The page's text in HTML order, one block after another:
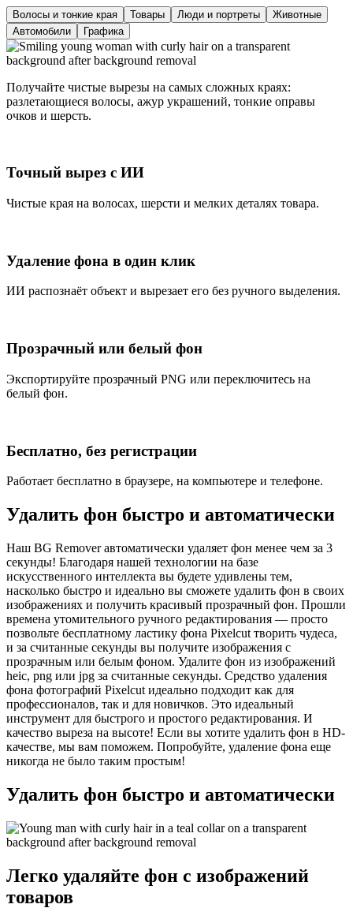
Волосы и тонкие края Товары Люди и портреты
Животные
Автомобили
Графика
Получайте чистые вырезы на самых сложных краях:
разлетающиеся волосы, ажур украшений, тонкие оправы
очков и шерсть.
Точный вырез с ИИ
Чистые края на волосах, шерсти и мелких деталях товара.
Удаление фона в один клик
ИИ распознаёт объект и вырезает его без ручного выделения.
Прозрачный или белый фон
Экспортируйте прозрачный PNG или переключитесь на
белый фон.
Бесплатно, без регистрации
Работает бесплатно в браузере, на компьютере и телефоне.
Удалить фон быстро и автоматически
Наш BG Remover автоматически удаляет фон менее чем за 3
секунды! Благодаря нашей технологии на базе
искусственного интеллекта вы будете удивлены тем,
насколько быстро и идеально вы сможете удалить фон в своих
изображениях и получить красивый прозрачный фон. Прошли
времена утомительного ручного редактирования — просто
позвольте бесплатному ластику фона Pixelcut творить чудеса,
и за считанные секунды вы получите изображения с
прозрачным или белым фоном. Удалите фон из изображений
heic, png или jpg за считанные секунды. Средство удаления
фона фотографий Pixelcut идеально подходит как для
профессионалов, так и для новичков. Это идеальный
инструмент для быстрого и простого редактирования. И
качество выреза на высоте! Если вы хотите удалить фон в HD-
качестве, мы вам поможем. Попробуйте, удаление фона еще
никогда не было таким простым!
Удалить фон быстро и автоматически
Легко удаляйте фон с изображений
товаров